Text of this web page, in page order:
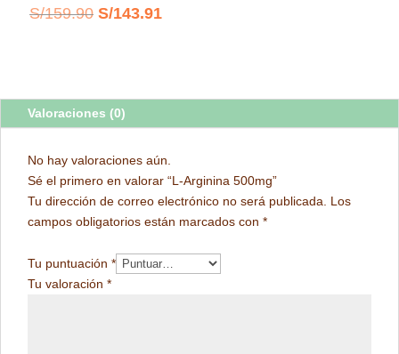
Valorado con
S/159.90 El
S/159.90.
S/143.91
Valoraciones (0)
No hay valoraciones aún.
Sé el primero en valorar “L-Arginina 500mg”
Tu dirección de correo electrónico no será publicada.
Los
campos obligatorios están marcados con *
Tu puntuación *
Tu valoración *